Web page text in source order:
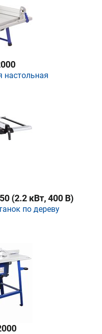
настольная
(2.2 кВт, 400 В)
по дереву